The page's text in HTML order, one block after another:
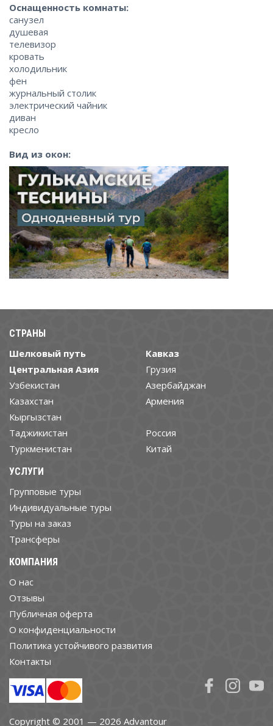
Оснащенность комнаты:
санузел
душевая
телевизор
кровать
холодильник
фен
журнальный столик
электрический чайник
диван
кресло
Вид из окон:
СТРАНЫ
Шелковый путь
Центральная Азия
Узбекистан
Казахстан
Кыргызстан
Таджикистан
Туркменистан
Кавказ
Грузия
Азербайджан
Армения
Россия
Китай
УСЛУГИ
Групповые туры
Индивидуальные туры
Туры на заказ
Трансферы
КОМПАНИЯ
О нас
Отзывы
Публичная оферта
О конфиденциальности
Политика устойчивого развития
Контакты
Copyright © 2001 — 2026 Advantour